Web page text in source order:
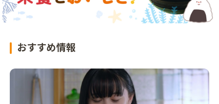
おすすめ情報